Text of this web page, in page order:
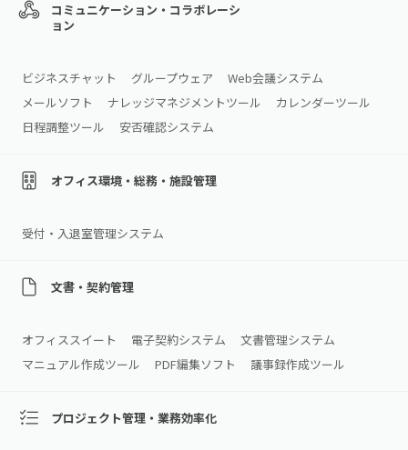
コミュニケーション・コラボレーシ
ョン
ビジネスチャット グループウェア
Web会議システム
メールソフト
ナレッジマネジメントツール
カレンダーツール
日程調整ツール
安否確認システム
オフィス環境・総務・施設管理
受付・入退室管理システム
文書・契約管理
オフィススイート 電子契約システム
文書管理システム
マニュアル作成ツール
PDF編集ソフト 議事録作成ツール
プロジェクト管理・業務効率化